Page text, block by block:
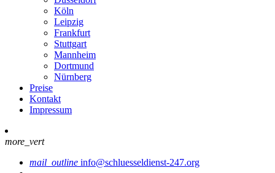
Köln
Leipzig
Frankfurt
Stuttgart
Mannheim
Dortmund
Nürnberg
Preise
Kontakt
Impressum
more_vert
mail_outline info@schluesseldienst-247.org